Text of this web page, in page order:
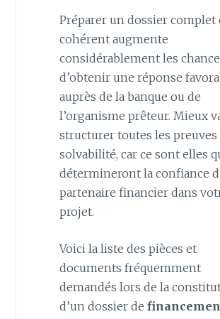
Préparer un dossier complet
cohérent augmente
considérablement les
d’obtenir une réponse
auprès de la banque ou de
l’organisme prêteur. Mieux
structurer toutes les preuves
solvabilité, car ce sont elles
détermineront la confiance
partenaire financier dans
projet.
Voici la liste des pièces et
documents fréquemment
demandés lors de la
d’un dossier de